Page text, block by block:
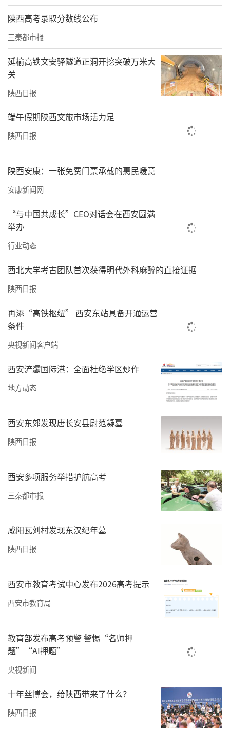
在汉水流域，白河县自古就有野生木瓜，且区
域内分布广泛，是土树种之一。有史料记载白
河是木瓜适生区，人工栽培可查阅到唐代，距
今有上千年的悠久栽培历史。历来当地人民一
直把木瓜树的果实作为药材，将木瓜树作为吉
祥观赏植物种植在房前屋后，是目前整个汉江
流域乃至中国光皮木瓜植株面积最多最广的地
方。
上世纪八十年代初，白河国营酒厂厂长张成祥
看到当地农民的房前屋后都种有木瓜，那个个
鲜美诱人的木瓜深深地吸引着深谙酿酒技术的
他。“木瓜能不能酿酒呢？”于是他开始研究
如何把木瓜酿制成美酒。
经过多年的试验，终于在1983年，张成祥把木
瓜酿成了酒，并起草了白酒县第一个企业标准—
木瓜酿酒标准。
木瓜为主要原材料，经低温两次发酵酿制而
成，最大限度的吸取和保留了鲜木瓜中的有用
成分，这是“经过30多次试验”确定出木瓜酒
的酿造工艺，使其独具酸涩爽口、醇和甘甜、
果香持久之特点。
后来，这款酒有了自己的品牌“祥琼酿”，也
有了自己的加工厂——白河县百益木瓜饮品厂。
张成祥回忆，当时取“祥琼酿”这个名字，分
别从自己名字、《诗经》“投我以木瓜，报之
以琼琚”和酿酒中取一个字。提醒自己木瓜的
出处，以及对酿酒工艺的追求。
众所周知，白河县是中国最大的光皮木瓜生产
基地，被誉为“中国光皮木瓜之乡”，还被授
予“中国生态富硒木瓜示范基地”称号，获国
陕西高考录取分数线公布
三秦都市报
延榆高铁文安驿隧道正洞开挖突破万米大
关
陕西日报
端午假期陕西文旅市场活力足
陕西日报
陕西安康：一张免费门票承载的惠民暖意
安康新闻网
“与中国共成长”CEO对话会在西安圆满
举办
行业动态
西北大学考古团队首次获得明代外科麻醉的直接证据
陕西日报
再添“高铁枢纽” 西安东站具备开通运营
条件
央视新闻客户端
西安浐灞国际港：全面杜绝学区炒作
地方动态
西安东郊发现唐长安县尉范凝墓
陕西日报
西安多项服务举措护航高考
三秦都市报
咸阳瓦刘村发现东汉纪年墓
陕西日报
西安市教育考试中心发布2026高考提示
西安市教育局
教育部发布高考预警 警惕“名师押
题”“AI押题”
央视新闻
十年丝博会，给陕西带来了什么？
陕西日报